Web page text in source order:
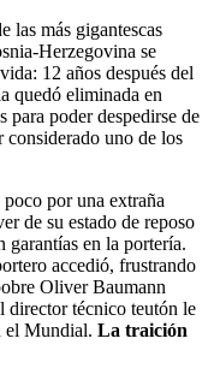
las más gigantescas
Herzegovina se
12 años después del
quedó eliminada en
para poder despedirse de
considerado uno de los
por una extraña
de su estado de reposo
garantías en la portería.
accedió, frustrando
Oliver Baumann
director técnico teutón le
el Mundial. La traición